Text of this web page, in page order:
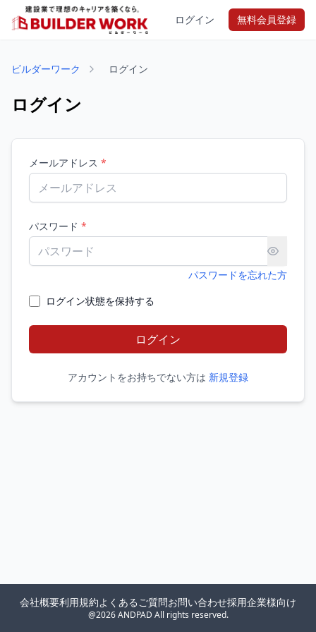
ログイン 無料会員登録
ビルダーワーク ログイン
ログイン
メールアドレス *
パスワード *
パスワードを忘れた方
ログイン状態を保持する
ログイン
アカウントをお持ちでない方は 新規登録
@2026 ANDPAD All rights reserved.
会社概要利用規約よくあるご質問お問い合わせ採用企業様向け